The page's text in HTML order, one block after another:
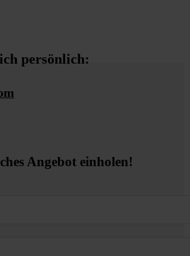
persönlich:
Angebot einholen!